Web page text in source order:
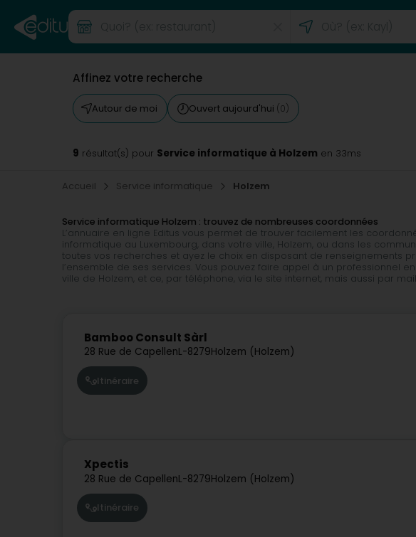
Affinez votre recherche
Autour de moi Ouvert aujourd'hui (0)
9 résultat(s) pour Service informatique à Holzem en 33ms
Accueil Service informatique Holzem
Service informatique Holzem : trouvez de nombreuses coordonnées
L’annuaire en ligne Editus vous permet de trouver facilement les
informatique au Luxembourg, dans votre ville, Holzem, ou dans les
toutes vos recherches et ayez le choix en disposant de renseignements
l’ensemble de ses services. Vous pouvez faire appel à un professionnel
ville de Holzem, et ce, par téléphone, via le site internet, mais aussi par
Bamboo Consult Sàrl
28 Rue de CapellenL-8279Holzem (Holzem)
Itinéraire
Xpectis
28 Rue de CapellenL-8279Holzem (Holzem)
Itinéraire